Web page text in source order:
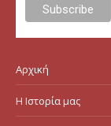
Αρχική
Η Ιστορία μας